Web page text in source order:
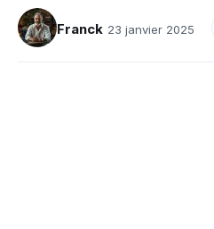
Franck 23 janvier 2025